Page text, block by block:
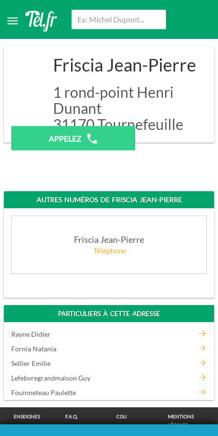
Friscia Jean-Pierre
1 rond-point Henri
Dunant
31170Tournefeuille
APPELEZ
AUTRES NUMÉROS DE FRISCIA JEAN-PIERRE
Friscia Jean-Pierre
Téléphone
PARTICULIERS À CETTE ADRESSE
Rayne Didier
Fornia Natania
Sellier Emilie
Lefebvregrandmaison Guy
Fouinneteau Paulette
ENSEIGNES F.A.Q. CGU
MENTIONS
LÉGALES